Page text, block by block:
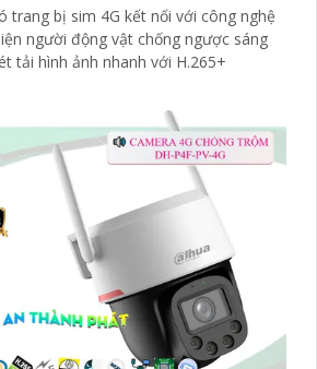
trang bị sim 4G kết nối với công nghệ
người động vật chống ngược sáng
tải hình ảnh nhanh với H.265+